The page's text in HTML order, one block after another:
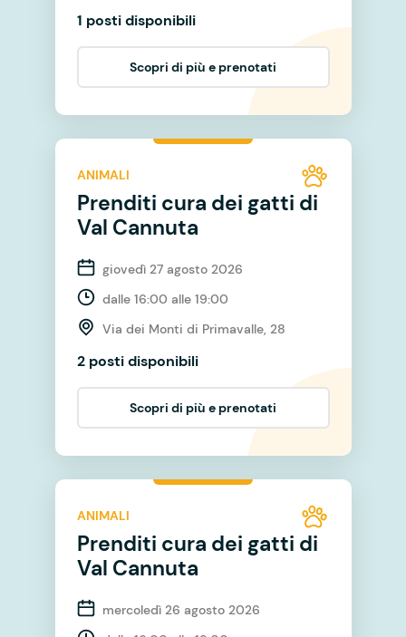
1 posti disponibili
Scopri di più e prenotati
ANIMALI
Prenditi cura dei gatti di
Val Cannuta
giovedì 27 agosto 2026
dalle 16:00 alle 19:00
Via dei Monti di Primavalle, 28
2 posti disponibili
Scopri di più e prenotati
ANIMALI
Prenditi cura dei gatti di
Val Cannuta
mercoledì 26 agosto 2026